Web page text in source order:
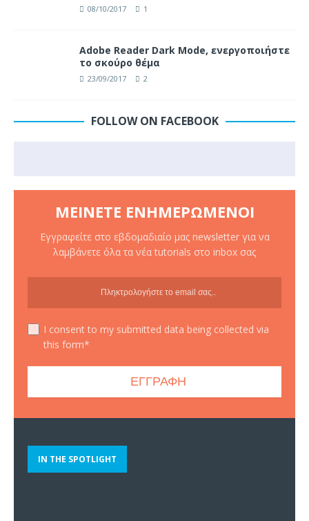
08/10/2017 1
Adobe Reader Dark Mode, ενεργοποιήστε
το σκούρο θέμα
23/09/2017 2
FOLLOW ON FACEBOOK
ΜΕΊΝΕΤΕ ΕΝΗΜΕΡΩΜΈΝΟΙ
Εγγραφείτε στο εβδομαδιαίο μας newsletter για να
λαμβάνετε όλα τα νέα tutorials στο inbox σας
I consent to my submitted data being collected via
this form*
IN THE SPOTLIGHT